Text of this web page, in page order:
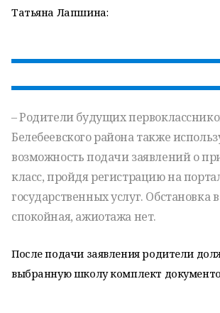
Татьяна Лапшина:
– Родители будущих
Белебеевского района также
возможность подачи заявлений о
класс, пройдя регистрацию на
государственных услуг.
спокойная, ажиотажа нет.
После подачи заявления родители
выбранную школу комплект